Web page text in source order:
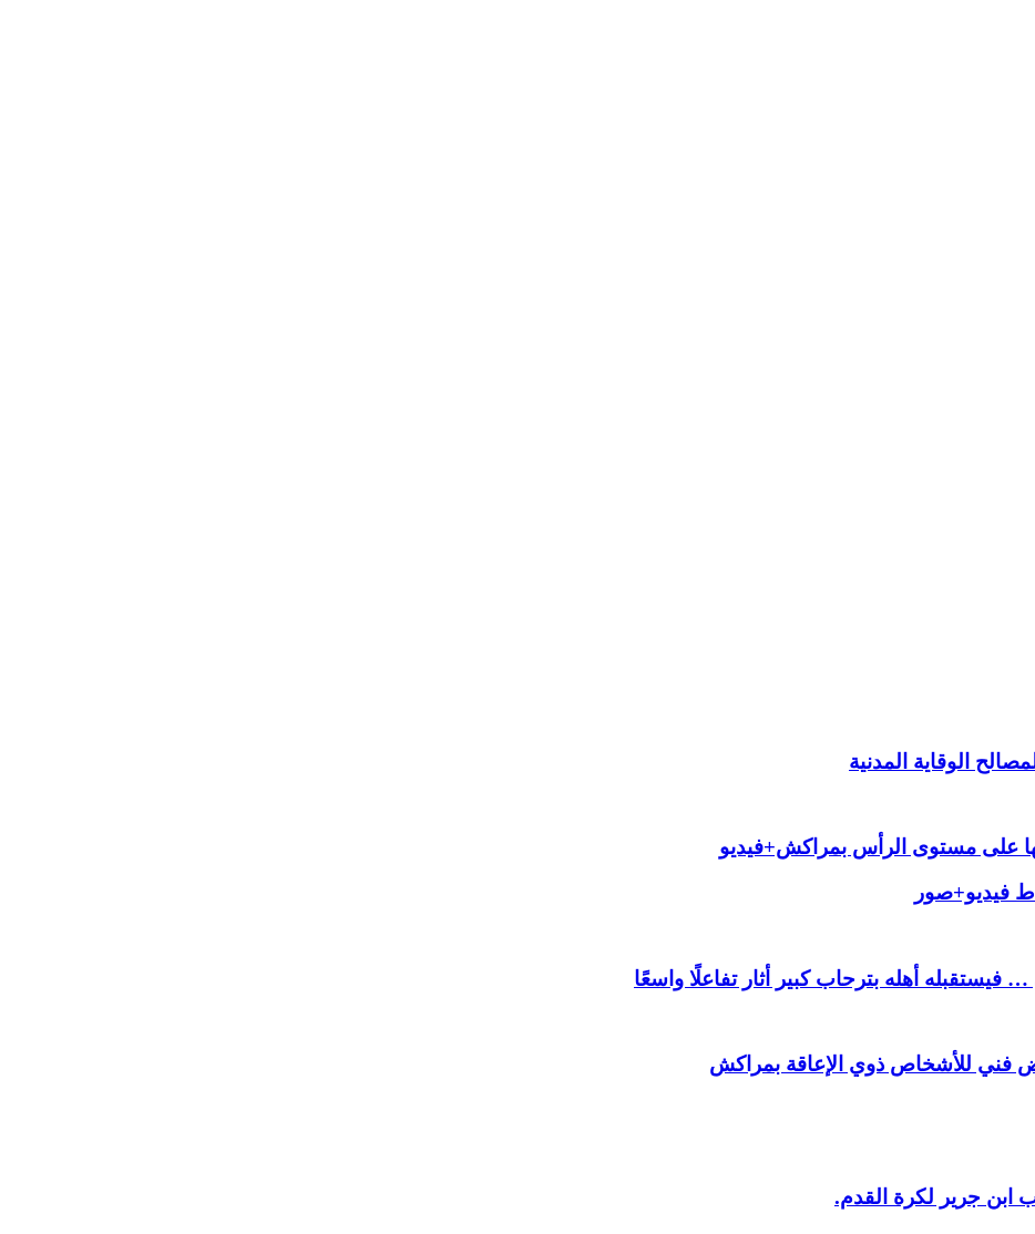
الوقاية المدنية
على مستوى الرأس بمراكش+فيديو
فيديو+صور
أهله بترحاب كبير أثار تفاعلًا واسعًا
فني للأشخاص ذوي الإعاقة بمراكش
ابن جرير لكرة القدم.